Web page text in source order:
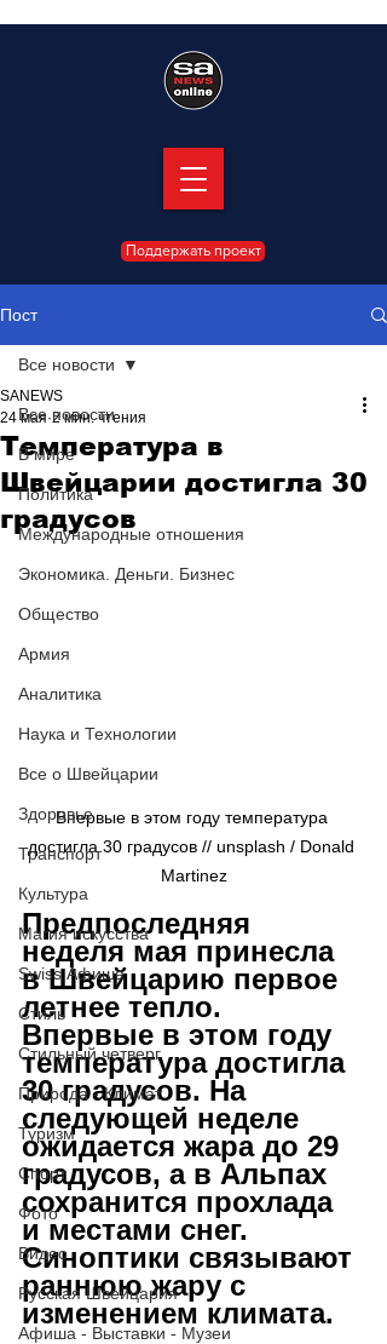
Поддержать проект
Пост
Все новости
В мире
Политика
Международные отношения
Экономика. Деньги. Бизнес
Общество
Армия
Аналитика
Наука и Технологии
Все о Швейцарии
Здоровье
Транспорт
Культура
Магия искусства
Swiss Афиша
Стиль
Стильный четверг
Природа - Климат
Туризм
Спорт
Фото
Видео
Русская Швейцария
Афиша - Выставки - Музеи
Все новости
Температура в
Швейцарии достигла 30
градусов
SANEWS
24 мая 2 мин. чтения
Впервые в этом году температура
достигла 30 градусов // unsplash / Donald
Martinez
Предпоследняя
неделя мая принесла
в Швейцарию первое
летнее тепло.
Впервые в этом году
температура достигла
30 градусов. На
следующей неделе
ожидается жара до 29
градусов, а в Альпах
сохранится прохлада
и местами снег.
Синоптики связывают
раннюю жару с
изменением климата.